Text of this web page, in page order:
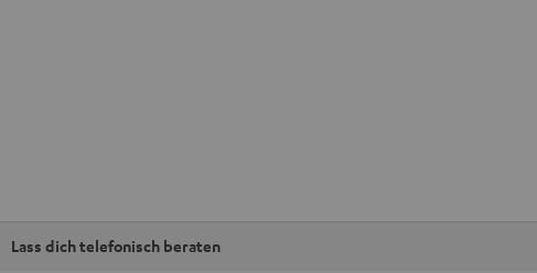
Lass dich telefonisch beraten